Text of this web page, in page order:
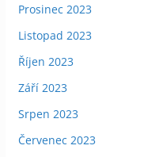
Prosinec 2023
Listopad 2023
Říjen 2023
Září 2023
Srpen 2023
Červenec 2023